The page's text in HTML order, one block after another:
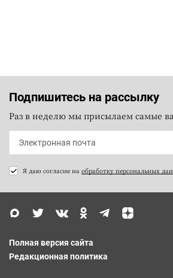
Подпишитесь на рассылку
Раз в неделю мы присылаем самые
Я даю согласие на обработку персональных
Полная версия сайта
Редакционная политика